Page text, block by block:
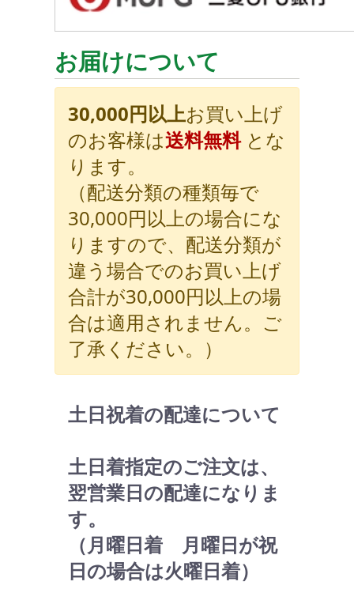
お届けについて
30,000円以上お買い上げ
のお客様は送料無料とな
ります。
（配送分類の種類毎で
30,000円以上の場合にな
りますので、配送分類が
違う場合でのお買い上げ
合計が30,000円以上の場
合は適用されません。ご
了承ください。）
土日祝着の配達について
土日着指定のご注文は、
翌営業日の配達になりま
す。
（月曜日着 月曜日が祝
日の場合は火曜日着）